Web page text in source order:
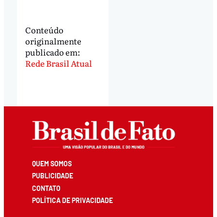
Conteúdo
originalmente
publicado em:
Rede Brasil Atual
QUEM SOMOS
PUBLICIDADE
CONTATO
POLÍTICA DE PRIVACIDADE